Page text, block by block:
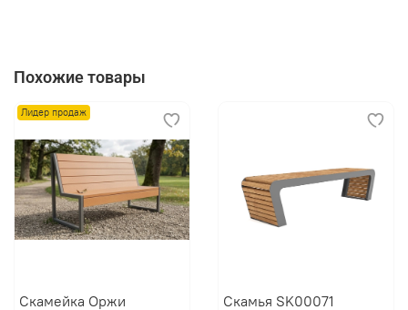
Похожие товары
Лидер продаж
Скамейка Оржи
Скамья SK00071